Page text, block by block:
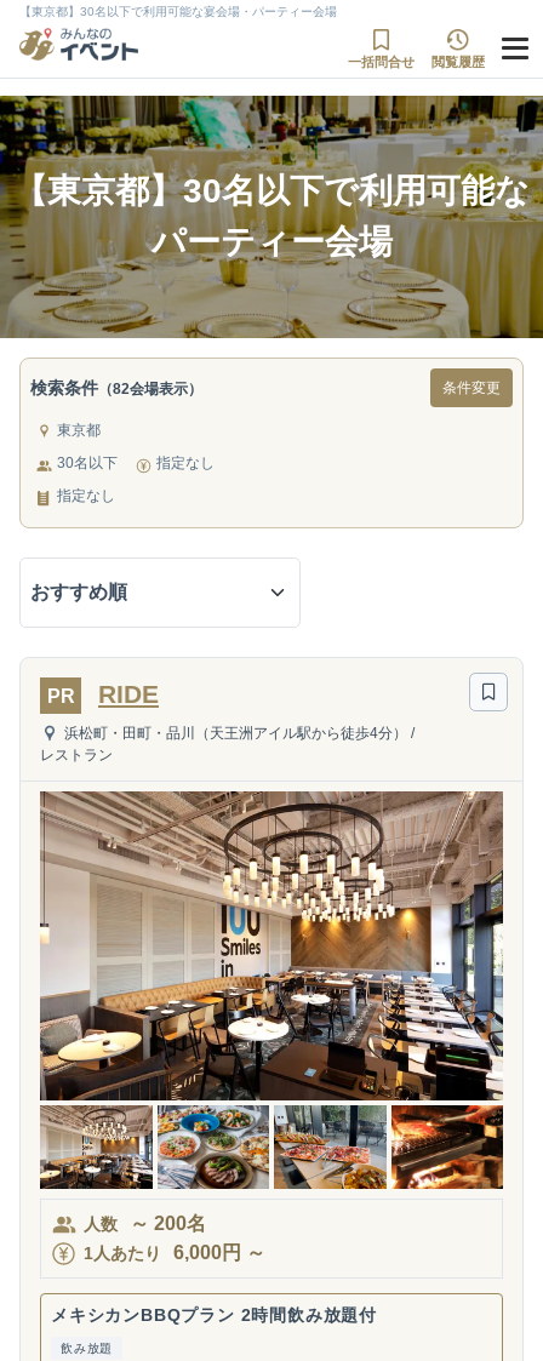
【東京都】30名以下で利用可能な宴会場・パーティー会場
一括問合せ 閲覧履歴
【東京都】30名以下で利用可能な
パーティー会場
検索条件 （82会場表示） 条件変更
東京都
30名以下
指定なし
指定なし
PR RIDE
浜松町・田町・品川（天王洲アイル駅から徒歩4分）
/
レストラン
人数 ～ 200名
1人あたり 6,000円 ～
メキシカンBBQプラン 2時間飲み放題付
飲み放題